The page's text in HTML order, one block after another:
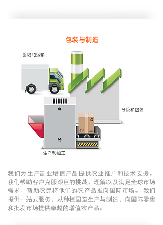
包装与制造
我们为生产副业增值产品提供农业推广和技术支援。
我们帮助客户克服艰巨的挑战，理解以及满足全球市场
需求，帮助农民将他们的农产品推向国际市场。 我们
提供一站式服务，从种植园至生产与制造，向国际零售
和批发市场提供卓越的增值农产品。